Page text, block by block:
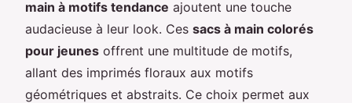
main à motifs tendance ajoutent une touche
audacieuse à leur look. Ces sacs à main colorés
pour jeunes offrent une multitude de motifs,
allant des imprimés floraux aux motifs
géométriques et abstraits. Ce choix permet aux